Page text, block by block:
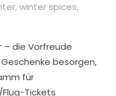
,winter spices,
– die Vorfreude
besorgen,
für
Tickets